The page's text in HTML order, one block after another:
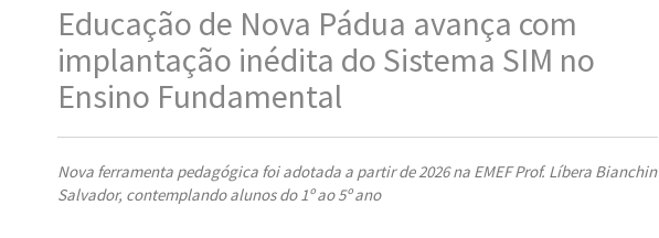
Educação de Nova Pádua avança com
implantação inédita do Sistema SIM no
Ensino Fundamental
Nova ferramenta pedagógica foi adotada a partir de 2026 na EMEF Prof. Líbera Bianchin
Salvador, contemplando alunos do 1º ao 5º ano